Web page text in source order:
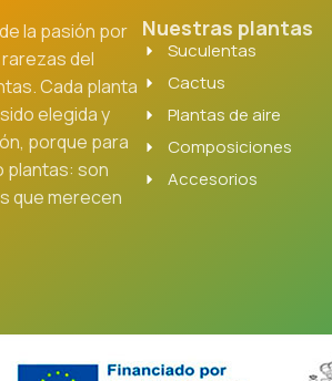
la pasión por
del
Cada planta
elegida y
porque para
plantas: son
que merecen
Nuestras plantas
Suculentas
Cactus
Plantas de aire
Composiciones
Accesorios